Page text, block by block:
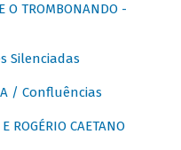
O TROMBONANDO -
Silenciadas
/ Confluências
ROGÉRIO CAETANO